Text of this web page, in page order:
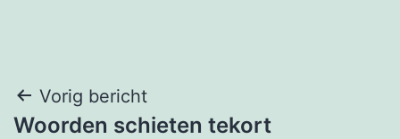
Berichtnavigatie
Vorig bericht
Woorden schieten tekort